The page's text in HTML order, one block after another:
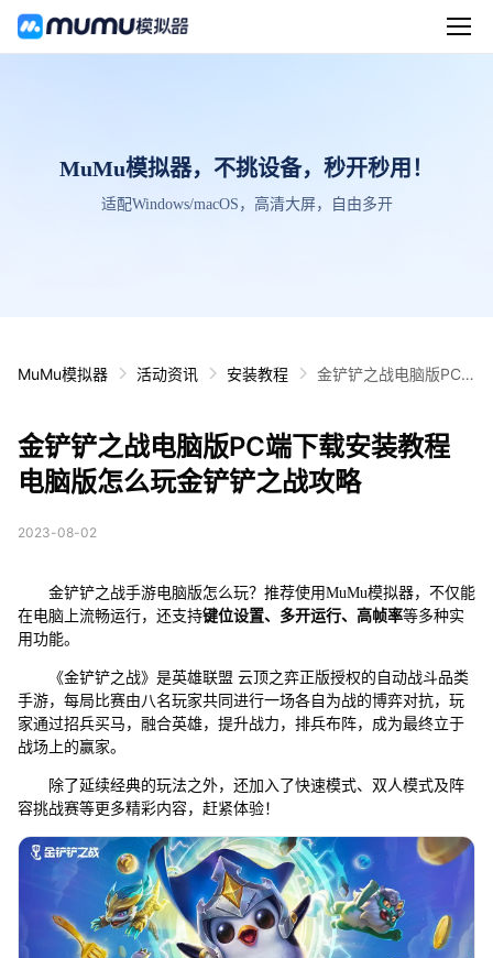
MuMu模拟器，不挑设备，秒开秒用！
适配Windows/macOS，高清大屏，自由多开
MuMu模拟器 活动资讯 安装教程
金铲铲之战电脑版PC
金铲铲之战电脑版PC端下载安装教程
电脑版怎么玩金铲铲之战攻略
2023-08-02
金铲铲之战手游电脑版怎么玩？推荐使用MuMu模拟器，不仅能
在电脑上流畅运行，还支持键位设置、多开运行、高帧率等多种实
用功能。
《金铲铲之战》是英雄联盟 云顶之弈正版授权的自动战斗品类
手游，每局比赛由八名玩家共同进行一场各自为战的博弈对抗，玩
家通过招兵买马，融合英雄，提升战力，排兵布阵，成为最终立于
战场上的赢家。
除了延续经典的玩法之外，还加入了快速模式、双人模式及阵
容挑战赛等更多精彩内容，赶紧体验！